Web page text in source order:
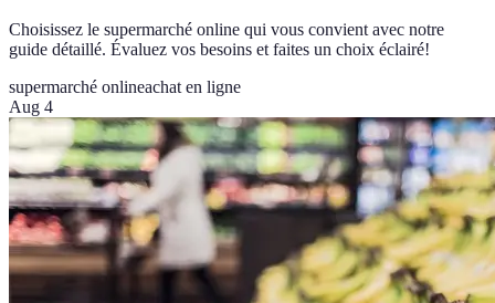
Choisissez le supermarché online qui vous convient avec notre
guide détaillé. Évaluez vos besoins et faites un choix éclairé!
supermarché onlineachat en ligne
Aug 4